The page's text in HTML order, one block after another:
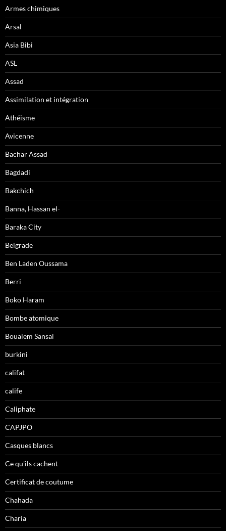
Armes chimiques
Arsal
Asia Bibi
ASL
Assad
Assimilation et intégration
Athéisme
Avicenne
Bachar Assad
Bagdadi
Bakchich
Banna, Hassan el-
Baraka City
Belgrade
Ben Laden Oussama
Berri
Boko Haram
Bombe atomique
Boualem Sansal
burkini
califat
calife
Caliphate
CAPJPO
Casques blancs
Ce qu'ils cachent
Certificat de coutume
Chahada
Charia